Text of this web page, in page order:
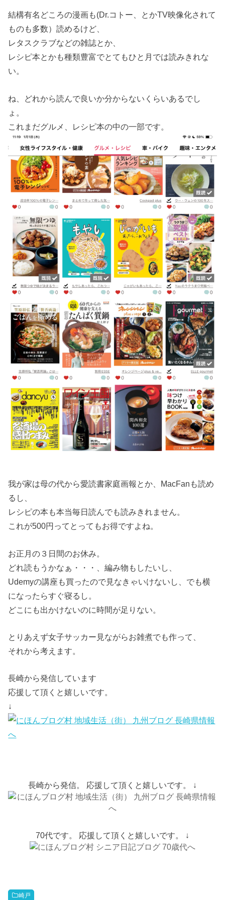
結構有名どころの漫画も(Dr.コトー、とかTV映像化されて
ものも多数）読めるけど、
レタスクラブなどの雑誌とか、
レシピ本とかも種類豊富でとてもひと月では読みきれな
い。
ね、どれから読んで良いか分からないくらいあるでし
ょ。
これまだグルメ、レシピ本の中の一部です。
我が家は母の代から愛読書家庭画報とか、MacFanも読め
るし、
レシピの本も本当毎日読んでも読みきれません。
これが500円ってとってもお得ですよね。
お正月の３日間のお休み。
どれ読もうかなぁ・・・、編み物もしたいし、
Udemyの講座も買ったので見なきゃいけないし、でも横
になったらすぐ寝るし。
どこにも出かけないのに時間が足りない。
とりあえず女子サッカー見ながらお雑煮でも作って、
それから考えます。
長崎から発信しています
応援して頂くと嬉しいです。
↓
長崎から発信。 応援して頂くと嬉しいです。 ↓
70代です。 応援して頂くと嬉しいです。 ↓
崎戸